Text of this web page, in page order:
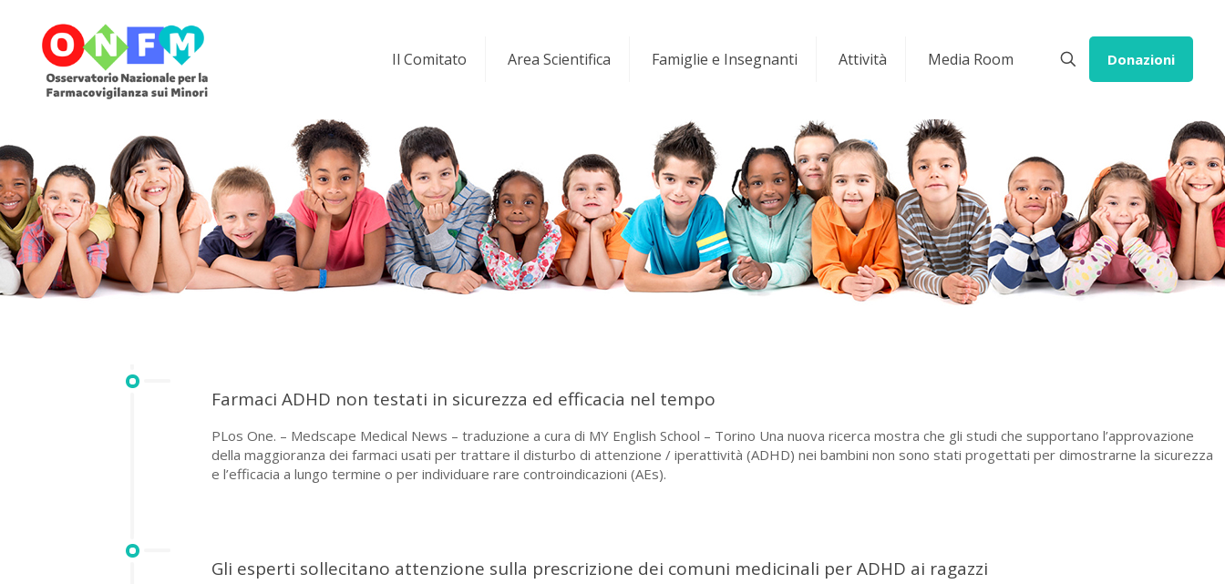
Il Comitato Area Scientifica Famiglie e Insegnanti Attività Media Room Donazioni
Farmaci ADHD non testati in sicurezza ed efficacia nel tempo
PLos One. – Medscape Medical News – traduzione a cura di MY English School – Torino Una nuova ricerca mostra che gli studi che supportano l’approvazione
della maggioranza dei farmaci usati per trattare il disturbo di attenzione / iperattività (ADHD) nei bambini non sono stati progettati per dimostrarne la sicurezza
e l’efficacia a lungo termine o per individuare rare controindicazioni (AEs).
Gli esperti sollecitano attenzione sulla prescrizione dei comuni medicinali per ADHD ai ragazzi